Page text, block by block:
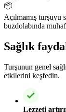
📦
Açılmamış turşuyu
buzdolabında
Sağlık
Turşunun genel
etkilerini keşfedin.
Lezzeti